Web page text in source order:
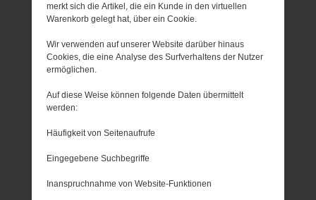
merkt sich die Artikel, die ein Kunde in den virtuellen
Warenkorb gelegt hat, über ein Cookie.
Wir verwenden auf unserer Website darüber hinaus
Cookies, die eine Analyse des Surfverhaltens der Nutzer
ermöglichen.
Auf diese Weise können folgende Daten übermittelt
werden:
Häufigkeit von Seitenaufrufe
Eingegebene Suchbegriffe
Inanspruchnahme von Website-Funktionen